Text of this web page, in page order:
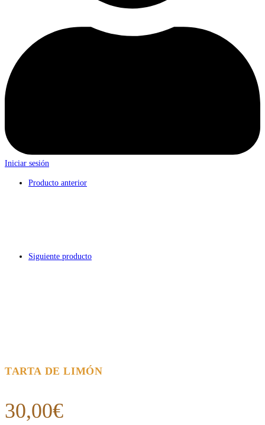
Iniciar sesión
Producto anterior
Siguiente producto
TARTA DE LIMÓN
30,00€